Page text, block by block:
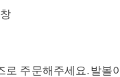
로 주문해주세요.발볼